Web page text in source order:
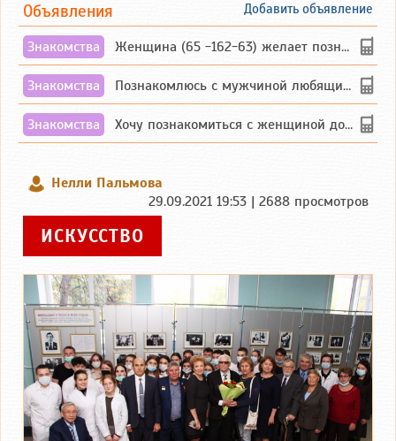
Добавить объявление
Объявления
Знакомства Женщина (65 -162-63) желает познакомиться с одиноким, добродушным, без вредных ...
Знакомства Познакомлюсь с мужчиной любящим танцевать и петь на родном чувашском языке
Знакомства Хочу познакомиться с женщиной до 55 лет чувашской или русской национальности дл...
Нелли Пальмова
29.09.2021 19:53 | 2688 просмотров
ИСКУССТВО